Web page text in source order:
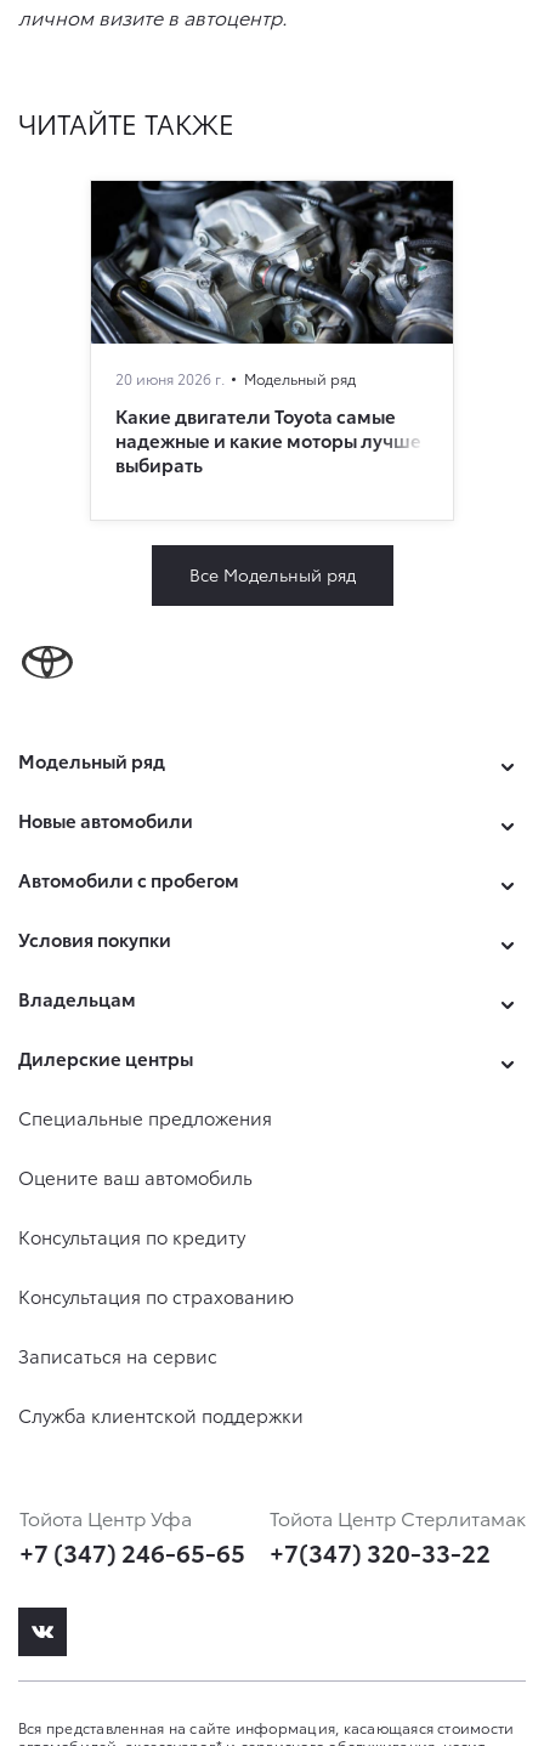
личном визите в автоцентр.
ЧИТАЙТЕ ТАКЖЕ
20 июня 2026 г. Модельный ряд
Какие двигатели Toyota самые
надежные и какие моторы лучше
выбирать
Все Модельный ряд
Модельный ряд
Новые автомобили
Автомобили с пробегом
Условия покупки
Владельцам
Дилерские центры
Специальные предложения
Оцените ваш автомобиль
Консультация по кредиту
Консультация по страхованию
Записаться на сервис
Служба клиентской поддержки
Тойота Центр Уфа
+7 (347) 246-65-65
Тойота Центр Стерлитамак
+7(347) 320-33-22
Вся представленная на сайте информация, касающаяся стоимости